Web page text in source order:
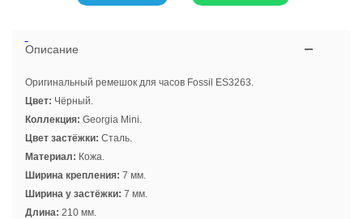
Описание
Оригинальный ремешок для часов Fossil ES3263.
Цвет: Чёрный.
Коллекция: Georgia Mini.
Цвет застёжки: Сталь.
Материал: Кожа.
Ширина крепления: 7 мм.
Ширина у застёжки: 7 мм.
Длина: 210 мм.